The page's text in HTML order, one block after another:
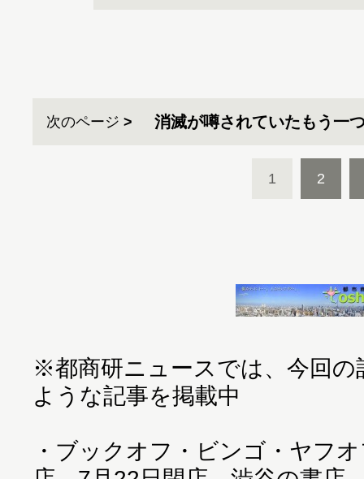
次のページ 消滅が噂されていたもう一
1 2
※都商研ニュースでは、今回の
ような記事を掲載中
・ ブックオフ・ビンゴ・ヤフ